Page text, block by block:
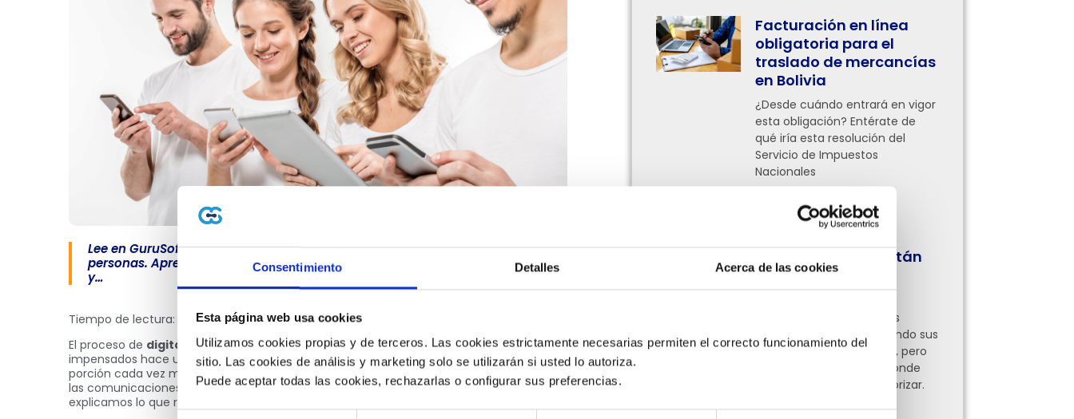
Consentimiento Detalles Acerca de las cookies
Esta página web usa cookies
Utilizamos cookies propias y de terceros. Las cookies estrictamente necesarias permiten el correcto funcionamiento del
sitio. Las cookies de análisis y marketing solo se utilizarán si usted lo autoriza.
Puede aceptar todas las cookies, rechazarlas o configurar sus preferencias.
Lee en GuruSoft sobre En 2025 habrá diez veces más dispositivos que
personas. Aprende claves de facturación electrónica, cumplimiento tributario
y…
Tiempo de lectura: 4 minutos 📖⏱️
El proceso de digitalizaciónque vive la sociedad actual está llegando a niveles
impensados hace un tiempo, con una penetración de latecnologíaque alcanza a una
porción cada vez más grande de la población mundial y que va modificando el mapa de
las comunicaciones y actividades que realizamos. Enuna nota anteriorde este blog te
explicamos lo que representa esta transformación digital para la humanidad.
Facturación en línea
obligatoria para el
traslado de mercancías
en Bolivia
¿Desde cuándo entrará en vigor
esta obligación? Entérate de
qué iría esta resolución del
Servicio de Impuestos
Nacionales
administrativos están
digitalizando las
empresas hoy?
Ahora empresas de todas
partes ya están digitalizando sus
procesos administrativos, pero
pocas tienen claro por dónde
empezar o qué áreas priorizar.